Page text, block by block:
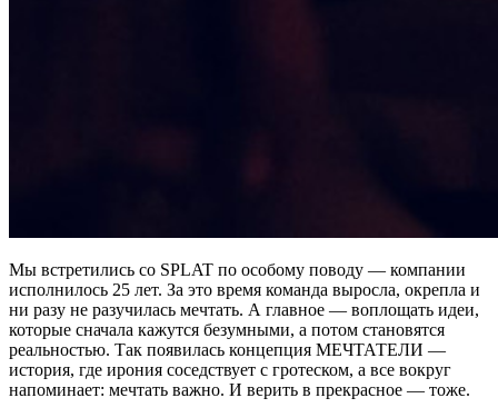
Мы встретились со SPLAT по особому поводу — компании
исполнилось 25 лет. За это время команда выросла, окрепла и
ни разу не разучилась мечтать. А главное — воплощать идеи,
которые сначала кажутся безумными, а потом становятся
реальностью. Так появилась концепция МЕЧТАТЕЛИ —
история, где ирония соседствует с гротеском, а все вокруг
напоминает: мечтать важно. И верить в прекрасное — тоже.